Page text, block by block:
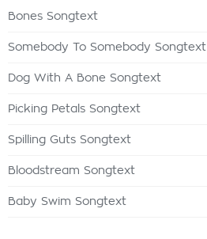
Bones Songtext
Somebody To Somebody Songtext
Dog With A Bone Songtext
Picking Petals Songtext
Spilling Guts Songtext
Bloodstream Songtext
Baby Swim Songtext